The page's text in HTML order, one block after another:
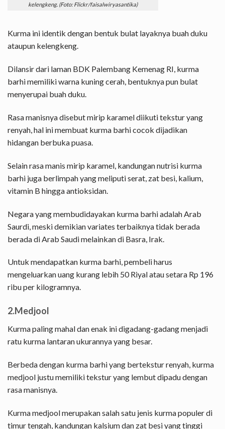
kelengkeng. (Foto: Flickr/faisalwiryasantika)
Kurma ini identik dengan bentuk bulat layaknya buah duku
ataupun kelengkeng.
Dilansir dari laman BDK Palembang Kemenag RI, kurma
barhi memiliki warna kuning cerah, bentuknya pun bulat
menyerupai buah duku.
Rasa manisnya disebut mirip karamel diikuti tekstur yang
renyah, hal ini membuat kurma barhi cocok dijadikan
hidangan berbuka puasa.
Selain rasa manis mirip karamel, kandungan nutrisi kurma
barhi juga berlimpah yang meliputi serat, zat besi, kalium,
vitamin B hingga antioksidan.
Negara yang membudidayakan kurma barhi adalah Arab
Saurdi, meski demikian variates terbaiknya tidak berada
berada di Arab Saudi melainkan di Basra, Irak.
Untuk mendapatkan kurma barhi, pembeli harus
mengeluarkan uang kurang lebih 50 Riyal atau setara Rp 196
ribu per kilogramnya.
2.Medjool
Kurma paling mahal dan enak ini digadang-gadang menjadi
ratu kurma lantaran ukurannya yang besar.
Berbeda dengan kurma barhi yang bertekstur renyah, kurma
medjool justu memiliki tekstur yang lembut dipadu dengan
rasa manisnya.
Kurma medjool merupakan salah satu jenis kurma populer di
timur tengah, kandungan kalsium dan zat besi yang tinggi